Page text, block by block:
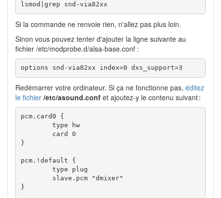
lsmod|grep snd-via82xx
Si la commande ne renvoie rien, n'allez pas plus loin.
Sinon vous pouvez tenter d'ajouter la ligne suivante au
fichier /etc/modprobe.d/alsa-base.conf :
options snd-via82xx index=0 dxs_support=3
Redémarrer votre ordinateur. Si ça ne fonctionne pas, éditez
le fichier /etc/asound.conf et ajoutez-y le contenu suivant :
pcm.card0 {
type hw
        card
0
}
pcm. ! default {
type plug
        slave.pcm
"dmixer"
}